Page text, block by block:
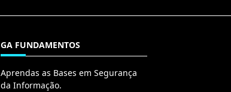
GA FUNDAMENTOS
Aprendas as Bases em Segurança
da Informação.